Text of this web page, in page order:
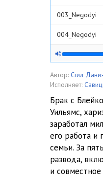
003_Negodyi
004_Negodyi
005_Negodyi
006_Negodyi
008_Negodyi
009_Negodyi
010_Negodyi
011_Negodyi
Автор: Стил
Исполняет:
Брак с
Уильямс,
заработал
его работа и
семьи. За
развода,
и